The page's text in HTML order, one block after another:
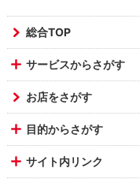
総合TOP
サービスからさがす
お店をさがす
目的からさがす
サイト内リンク